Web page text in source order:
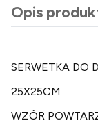
Opis
SERWETKA DO
25X25CM
WZÓR